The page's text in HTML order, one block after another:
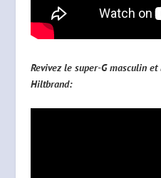
Revivez le super-G masculin
Hiltbrand: